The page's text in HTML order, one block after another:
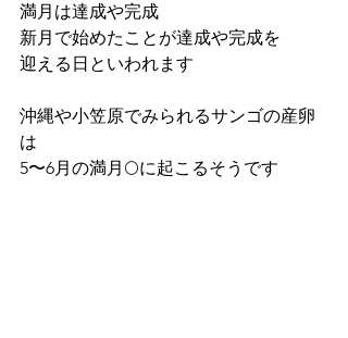
満月は達成や完成
新月で始めたことが達成や完成を
迎える日といわれます
沖縄や小笠原でみられるサンゴの産卵
は
5〜6月の満月🌕に起こるそうです